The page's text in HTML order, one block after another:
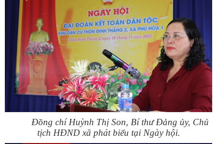
Đồng chí Huỳnh Thị Son, Bí thư Đảng ủy, Chủ
tịch HĐND xã phát biểu tại Ngày hội.